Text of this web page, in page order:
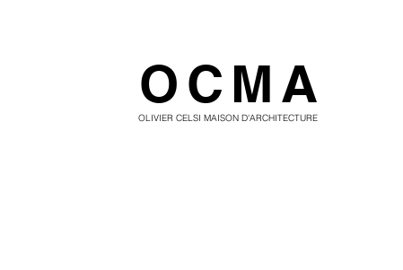
OLIVIER CELSI MAISON D'ARCHITECTURE
OCMA